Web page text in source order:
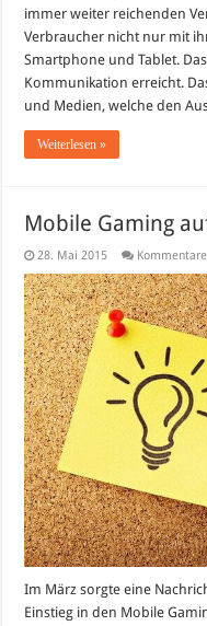
immer weiter reichenden
Verbraucher nicht nur mit
Smartphone und Tablet.
Kommunikation erreicht.
und Medien, welche den
Weiterlesen »
Mobile Gaming
28. Mai 2015
Im März sorgte eine
Einstieg in den Mobile